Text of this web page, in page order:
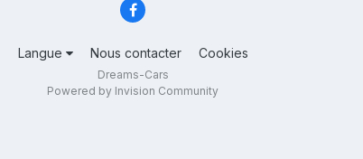
Langue Nous contacter Cookies
Dreams-Cars
Powered by Invision Community